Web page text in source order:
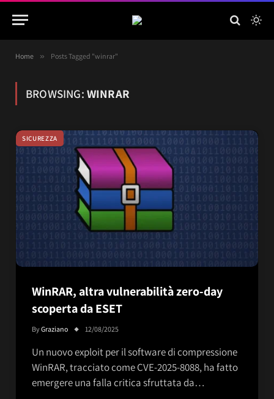
Home » Posts Tagged "winrar"
BROWSING: WINRAR
SICUREZZA
WinRAR, altra vulnerabilità zero-day
scoperta da ESET
ByGraziano 12/08/2025
Un nuovo exploit per il software di compressione
WinRAR, tracciato come CVE-2025-8088, ha fatto
emergere una falla critica sfruttata da…